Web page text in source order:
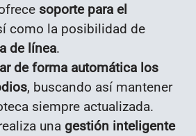
soporte para el
como la posibilidad de
de línea.
de forma automática los
, buscando así mantener
siempre actualizada.
una gestión inteligente